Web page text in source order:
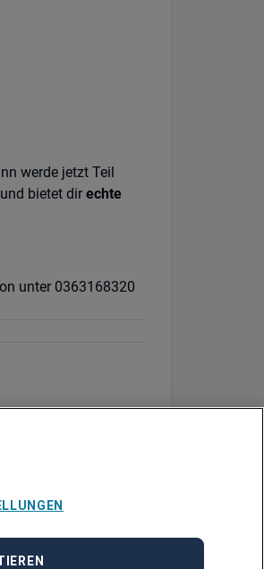
werde jetzt Teil
bietet dir echte
unter 0363168320